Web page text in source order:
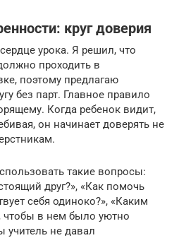
круг доверия
урока. Я решил, что
проходить в
поэтому предлагаю
без парт. Главное правило
Когда ребенок видит,
он начинает доверять не
такие вопросы:
друг?», «Как помочь
себя одиноко?», «Каким
в нем было уютно
учитель не давал